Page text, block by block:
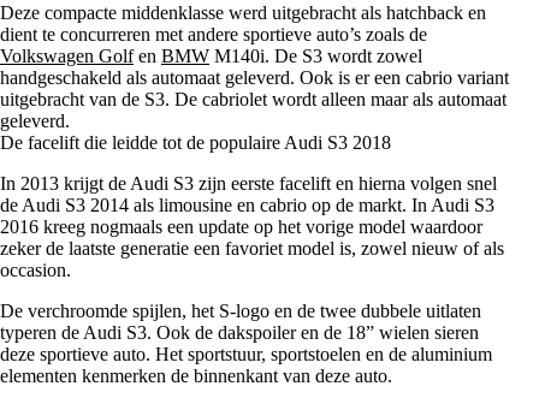
Deze compacte middenklasse werd uitgebracht als hatchback en
dient te concurreren met andere sportieve auto’s zoals de
Volkswagen Golfen BMW M140i. De S3 wordt zowel
handgeschakeld als automaat geleverd. Ook is er een cabrio variant
uitgebracht van de S3. De cabriolet wordt alleen maar als automaat
geleverd.
De facelift die leidde tot de populaire Audi S3 2018
In 2013 krijgt de Audi S3 zijn eerste facelift en hierna volgen snel
de Audi S3 2014 als limousine en cabrio op de markt. In Audi S3
2016 kreeg nogmaals een update op het vorige model waardoor
zeker de laatste generatie een favoriet model is, zowel nieuw of als
occasion.
De verchroomde spijlen, het S-logo en de twee dubbele uitlaten
typeren de Audi S3. Ook de dakspoiler en de 18” wielen sieren
deze sportieve auto. Het sportstuur, sportstoelen en de aluminium
elementen kenmerken de binnenkant van deze auto.